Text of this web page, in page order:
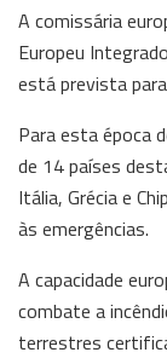
A comissária
Europeu
está prevista
Para esta época
de 14 países
Itália, Grécia e
às emergências.
A capacidade
combate a
terrestres